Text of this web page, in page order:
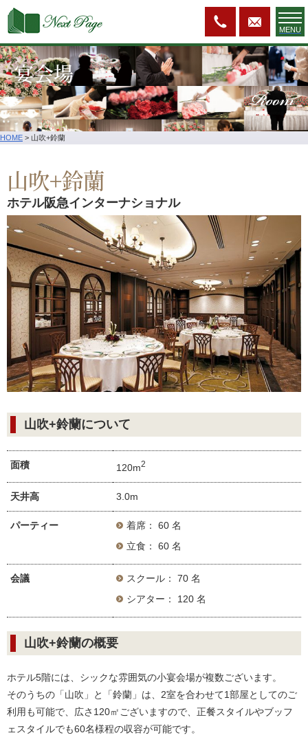
MENU
宴会場 Room
HOME > 山吹+鈴蘭
山吹+鈴蘭
ホテル阪急インターナショナル
山吹+鈴蘭について
面積 120m2
天井高 3.0m
パーティー
着席： 60 名
立食： 60 名
会議
スクール： 70 名
シアター： 120 名
山吹+鈴蘭の概要
ホテル5階には、シックな雰囲気の小宴会場が複数ございます。
そのうちの「山吹」と「鈴蘭」は、2室を合わせて1部屋としてのご
利用も可能で、広さ120㎡ございますので、正餐スタイルやブッフ
ェスタイルでも60名様程の収容が可能です。